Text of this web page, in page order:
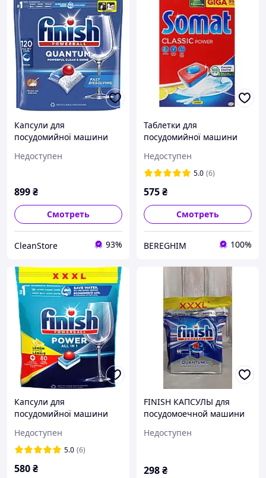
Капсули для
посудомийної машини
/ 120 шт. Капсулы для
Недоступен
899₴
Смотреть
CleanStore 93%
Таблетки для
посудомийної машини
Лимон. Таблетки для
посудомойки Сомат
Недоступен
5.0 (6)
575₴
Смотреть
BEREGHIM 100%
Капсули для
посудомийної машини
Power - XXXL Lemon
Недоступен
5.0 (6)
580₴
FINISH КАПСУЛЫ для
посудомоечной машини
Недоступен
298₴